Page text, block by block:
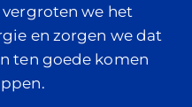
we het
en zorgen we dat
ten goede komen